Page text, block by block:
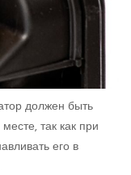
должен быть
так как при
его в